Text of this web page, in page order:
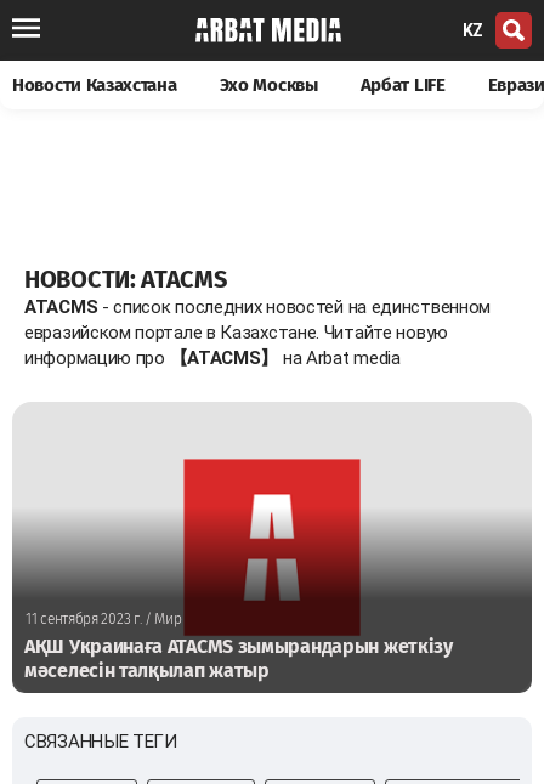
KZ
Новости Казахстана Эхо Москвы Арбат LIFE
НОВОСТИ: АТАCМS
АТАCМS - список последних новостей на единственном
евразийском портале в Казахстане. Читайте новую
информацию про
【АТАCМS】 на Arbat media
11 сентября 2023 г./ Мир
АҚШ Украинаға АТАCМS зымырандарын жеткізу
мәселесін талқылап жатыр
СВЯЗАННЫЕ ТЕГИ